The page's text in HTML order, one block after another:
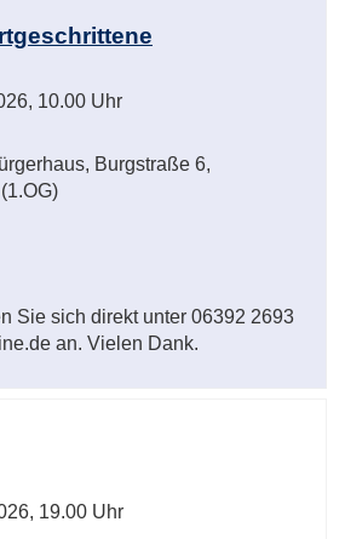
10.00 Uhr
Burgstraße 6,
Sie sich direkt unter 06392 2693
an. Vielen Dank.
19.00 Uhr